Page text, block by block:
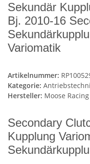
Sekundär
Bj. 2010-16
Variomatik
Artikelnummer:
Kategorie:
Hersteller: Moose Racing
Secondary
Kupplung